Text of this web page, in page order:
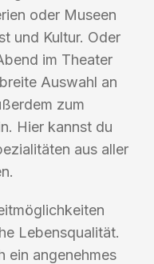
oder Museen
und Kultur. Oder
im Theater
Auswahl an
zum
Hier kannst du
aus aller
Lebensqualität.
ein angenehmes